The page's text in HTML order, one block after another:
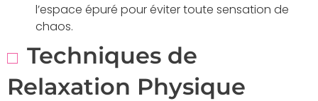
l’espace épuré pour éviter toute sensation de
chaos.
Techniques de
Relaxation Physique